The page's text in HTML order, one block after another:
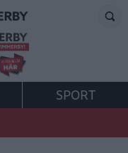
SPORT